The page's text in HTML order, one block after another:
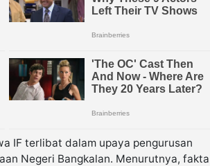
IF terlibat dalam upaya pengurusan
Negeri Bangkalan. Menurutnya, fakta